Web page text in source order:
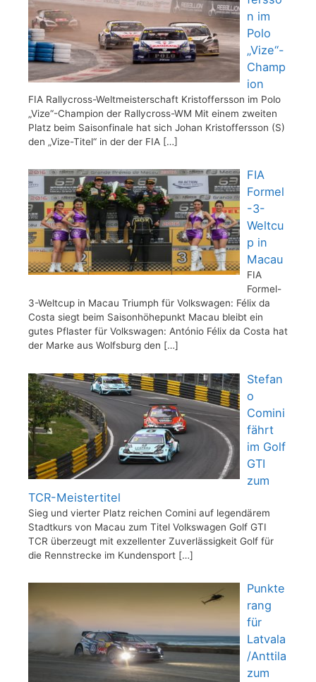
n im
Polo
„Vize“-
Champ
ion
FIA Rallycross-Weltmeisterschaft Kristoffersson im Polo
„Vize“-Champion der Rallycross-WM Mit einem zweiten
Platz beim Saisonfinale hat sich Johan Kristoffersson (S)
den „Vize-Titel“ in der der FIA […]
FIA
Formel
-3-
Weltcu
p in
Macau
FIA
Formel-
3-Weltcup in Macau Triumph für Volkswagen: Félix da
Costa siegt beim Saisonhöhepunkt Macau bleibt ein
gutes Pflaster für Volkswagen: António Félix da Costa hat
der Marke aus Wolfsburg den […]
Stefan
o
Comini
fährt
im Golf
GTI
zum
TCR-Meistertitel
Sieg und vierter Platz reichen Comini auf legendärem
Stadtkurs von Macau zum Titel Volkswagen Golf GTI
TCR überzeugt mit exzellenter Zuverlässigkeit Golf für
die Rennstrecke im Kundensport […]
Punkte
rang
für
Latvala
/Anttila
zum